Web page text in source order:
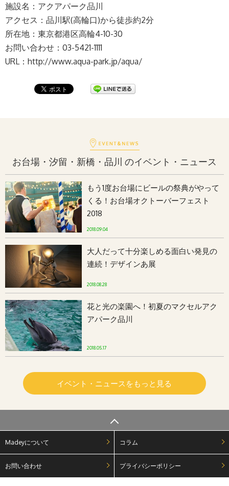
施設名：アクアパーク品川
アクセス：品川駅(高輪口)から徒歩約2分
所在地：東京都港区高輪4-10-30
お問い合わせ：03-5421-1111
URL：http://www.aqua-park.jp/aqua/
お台場・汐留・新橋・品川 のイベント・ニュース
もう1度お台場にビールの祭典がやって
くる！お台場オクトーバーフェスト
2018
2018.09.04
大人だって十分楽しめる面白い発見の
連続！デザインあ展
2018.08.28
花と光の楽園へ！初夏のマクセルアク
アパーク品川
2018.05.17
イベント・ニュースをもっと見る
Madeyについて コラム
お問い合わせ プライバシーポリシー